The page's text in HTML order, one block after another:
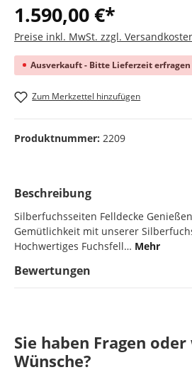
1.590,00 €*
Preise inkl. MwSt. zzgl.
Ausverkauft - Bitte Lieferzeit erfragen
Zum Merkzettel hinzufügen
Produktnummer: 2209
Beschreibung
Silberfuchsseiten Felldecke
Gemütlichkeit mit unserer
Hochwertiges Fuchsfell… Mehr
Bewertungen
Sie haben Fragen
Wünsche?